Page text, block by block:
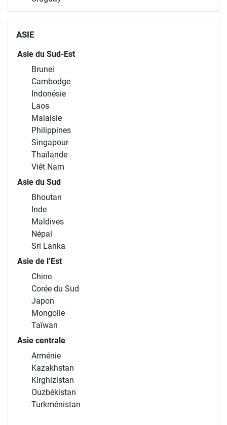
ASIE
Asie du Sud-Est
Brunei
Cambodge
Indonésie
Laos
Malaisie
Philippines
Singapour
Thaïlande
Viêt Nam
Asie du Sud
Bhoutan
Inde
Maldives
Népal
Sri Lanka
Asie de l’Est
Chine
Corée du Sud
Japon
Mongolie
Taïwan
Asie centrale
Arménie
Kazakhstan
Kirghizistan
Ouzbékistan
Turkménistan